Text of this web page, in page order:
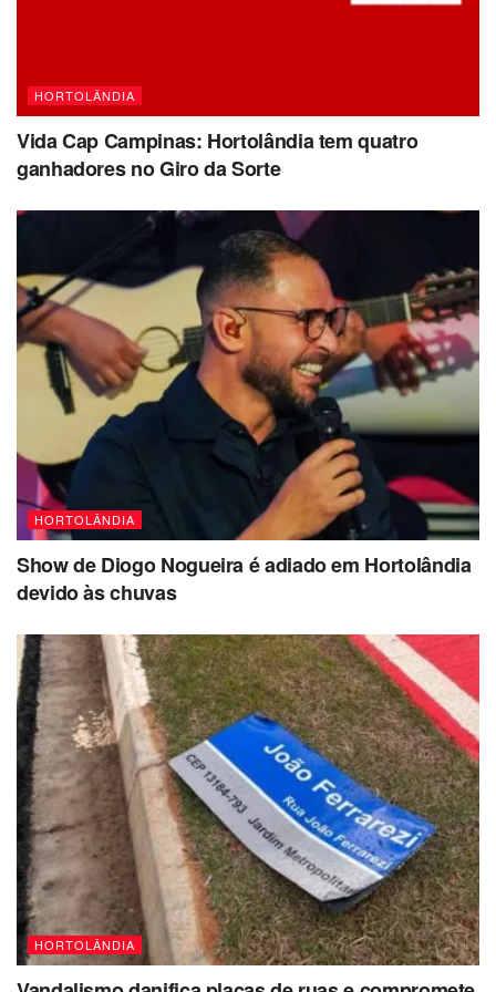
HORTOLÂNDIA
Vida Cap Campinas: Hortolândia tem quatro
ganhadores no Giro da Sorte
HORTOLÂNDIA
Show de Diogo Nogueira é adiado em Hortolândia
devido às chuvas
HORTOLÂNDIA